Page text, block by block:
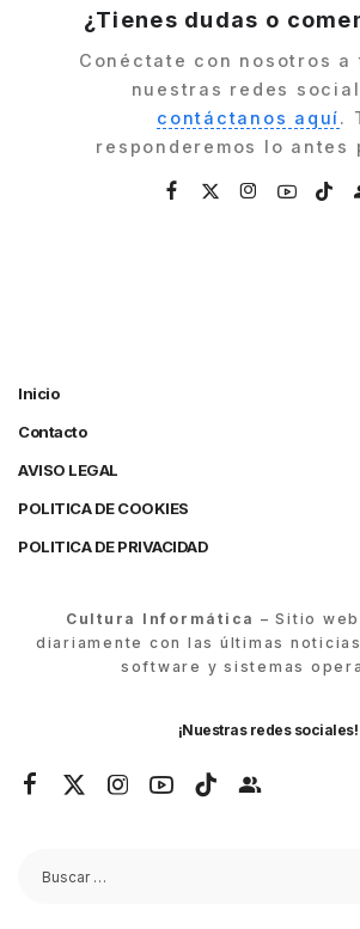
¿Tienes dudas o
Conéctate con nosotros a
nuestras redes
contáctanos aquí.
responderemos lo antes
Inicio
Contacto
AVISO LEGAL
POLITICA DE COOKIES
POLITICA DE PRIVACIDAD
Cultura Informática – Sitio
diariamente con las últimas
software y sistemas
¡Nuestras redes sociales!